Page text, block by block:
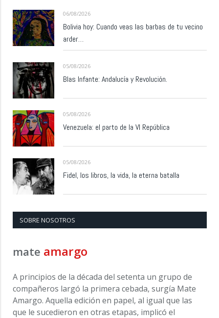
06/08/2026
Bolivia hoy: Cuando veas las barbas de tu vecino
arder…
05/08/2026
Blas Infante: Andalucía y Revolución.
05/08/2026
Venezuela: el parto de la VI República
05/08/2026
Fidel, los libros, la vida, la eterna batalla
SOBRE NOSOTROS
mate amargo
A principios de la década del setenta un grupo de
compañeros largó la primera cebada, surgía Mate
Amargo. Aquella edición en papel, al igual que las
que le sucedieron en otras etapas, implicó el